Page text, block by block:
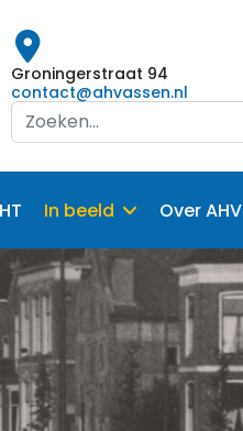
Groningerstraat 94
contact@ahvassen.nl
Search
...
In beeld Over AHV